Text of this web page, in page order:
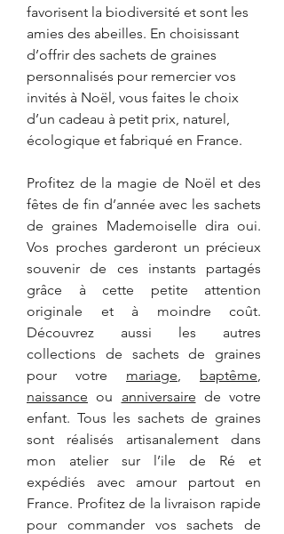
favorisent la biodiversité et sont les
amies des abeilles. En choisissant
d’offrir des sachets de graines
personnalisés pour remercier vos
invités à Noël, vous faites le choix
d’un cadeau à petit prix, naturel,
écologique et fabriqué en France.
Profitez de la magie de Noël et des
fêtes de fin d’année avec les sachets
de graines Mademoiselle dira oui.
Vos proches garderont un précieux
souvenir de ces instants partagés
grâce à cette petite attention
originale et à moindre coût.
Découvrez aussi les autres
collections de sachets de graines
pour votre
mariage baptême
naissance ou anniversaire de votre
enfant. Tous les sachets de graines
sont réalisés artisanalement dans
mon atelier sur l’ile de Ré et
expédiés avec amour partout en
France. Profitez de la livraison rapide
pour commander vos sachets de